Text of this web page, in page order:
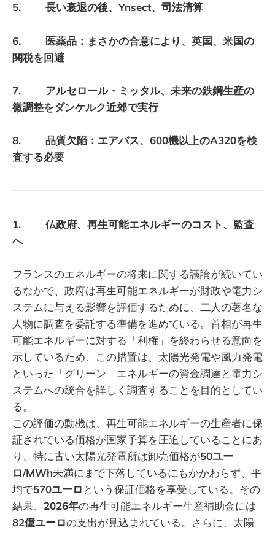
5. 長い衰退の後、Ynsect、司法清算
6. 医薬品：まさかの合意により、英国、米国の
関税を回避
7. アルセロール・ミッタル、未来の鉄鋼生産の
微調整をダンケルク近郊で実行
8. 品質欠陥：エアバス、600機以上のA320を検
査する必要
1. 仏政府、再生可能エネルギーのコスト、監査
へ
フランスのエネルギーの将来に関する議論が続いてい
るなかで、政府は再生可能エネルギーが財政や電力シ
ステムに与える影響を評価するために、 二人の著名な
人物に調査を委託する準備を進めている。首相が再生
可能エネルギーに対する「利権」を終わらせる意向を
示しているため、この措置は、太陽光発電や風力発電
といった「グリーン」エネルギーの資金調達と電力シ
ステムへの統合を詳しく調査することを目的としてい
る。
この評価の動機は、再生可能エネルギーの生産者に保
証されている価格が国家予算を圧迫していることにあ
り、特に古い太陽光発電所は卸売価格が50ユー
ロ/MWh未満にまで下落しているにもかかわらず、平
均で570ユーロ という保証価格を享受している。その
結果、 2026年の再生可能エネルギー生産補助金には
82億ユーロの支出が見込まれている。さらに、太陽